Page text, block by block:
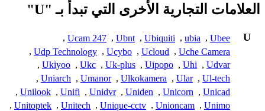
العلامات التجارية الأخرى التي تبدأ بـ "U"
U
Ubee
,
ubia
,
Ubiquiti
,
Ubnt
,
Ucam 247
,
Uche Camera
,
Ucloud
,
Ucybo
,
Udp Technology
,
Udvar
,
Uhi
,
Uipopo
,
Uk-plus
,
Ukc
,
Ukiyoo
,
Ul-tech
,
Ular
,
Ulkokamera
,
Umanor
,
Uniarch
,
Unicad
,
Unicorn
,
Uniden
,
Unidvr
,
Unifi
,
Unilook
,
Unimo
,
Unioncam
,
Unique-cctv
,
Unitech
,
Unitoptek
,